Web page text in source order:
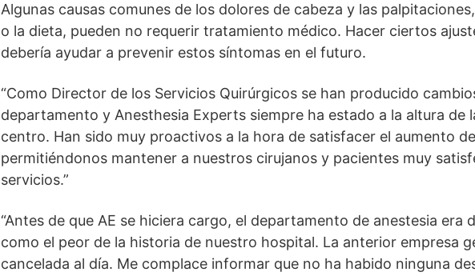
Algunas causas comunes de los dolores de cabeza y las
o la dieta, pueden no requerir tratamiento médico. Hacer ciertos
debería ayudar a prevenir estos síntomas en el futuro.
“Como Director de los Servicios Quirúrgicos se han producido
departamento y Anesthesia Experts siempre ha estado a la altura de
centro. Han sido muy proactivos a la hora de satisfacer el aumento
permitiéndonos mantener a nuestros cirujanos y pacientes muy
servicios.”
“Antes de que AE se hiciera cargo, el departamento de anestesia era
como el peor de la historia de nuestro hospital. La anterior empresa
cancelada al día. Me complace informar que no ha habido ninguna